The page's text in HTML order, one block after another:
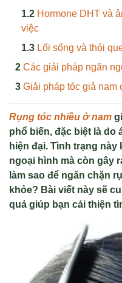
Hormone DHT và
việc
Lối sống và thói
Các giải pháp ngăn
Giải pháp tóc giả nam
Rụng tóc nhiều ở nam
phổ biến, đặc biệt là do
hiện đại. Tình trạng
ngoại hình mà còn gây
làm sao để ngăn chặn
khỏe? Bài viết này sẽ
quả giúp bạn cải thiện